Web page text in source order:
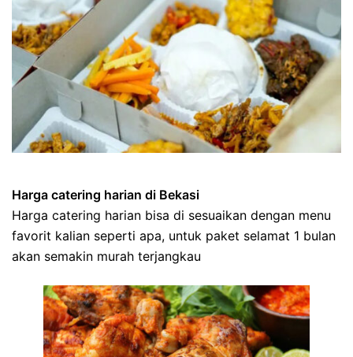
Harga catering harian di Bekasi
Harga catering harian bisa di sesuaikan dengan menu
favorit kalian seperti apa, untuk paket selamat 1 bulan
akan semakin murah terjangkau